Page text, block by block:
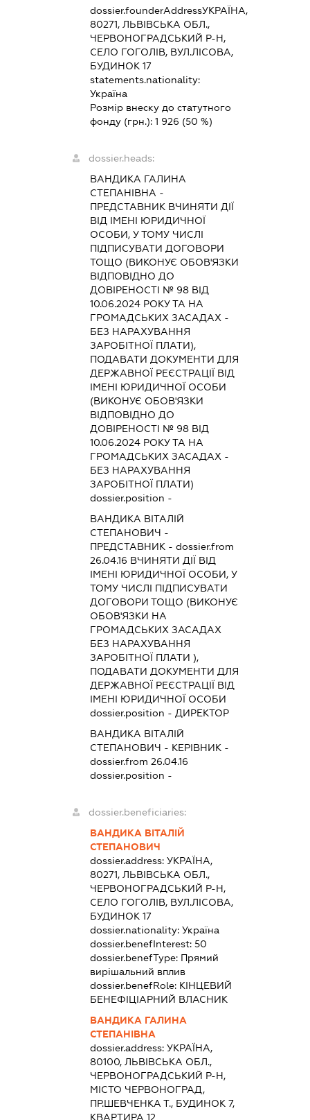
dossier.founderAddressУКРАЇНА,
80271, ЛЬВІВСЬКА ОБЛ.,
ЧЕРВОНОГРАДСЬКИЙ Р-Н,
СЕЛО ГОГОЛІВ, ВУЛ.ЛІСОВА,
БУДИНОК 17
statements.nationality:
Україна
Розмір внеску до статутного
фонду (грн.): 1 926 (50 %)
dossier.heads:
ВАНДИКА ГАЛИНА
СТЕПАНІВНА -
ПРЕДСТАВНИК ВЧИНЯТИ ДІЇ
ВІД ІМЕНІ ЮРИДИЧНОЇ
ОСОБИ, У ТОМУ ЧИСЛІ
ПІДПИСУВАТИ ДОГОВОРИ
ТОЩО (ВИКОНУЄ ОБОВ'ЯЗКИ
ВІДПОВІДНО ДО
ДОВІРЕНОСТІ № 98 ВІД
10.06.2024 РОКУ ТА НА
ГРОМАДСЬКИХ ЗАСАДАХ -
БЕЗ НАРАХУВАННЯ
ЗАРОБІТНОЇ ПЛАТИ),
ПОДАВАТИ ДОКУМЕНТИ ДЛЯ
ДЕРЖАВНОЇ РЕЄСТРАЦІЇ ВІД
ІМЕНІ ЮРИДИЧНОЇ ОСОБИ
(ВИКОНУЄ ОБОВ'ЯЗКИ
ВІДПОВІДНО ДО
ДОВІРЕНОСТІ № 98 ВІД
10.06.2024 РОКУ ТА НА
ГРОМАДСЬКИХ ЗАСАДАХ -
БЕЗ НАРАХУВАННЯ
ЗАРОБІТНОЇ ПЛАТИ)
dossier.position -
ВАНДИКА ВІТАЛІЙ
СТЕПАНОВИЧ -
ПРЕДСТАВНИК - dossier.from
26.04.16 ВЧИНЯТИ ДІЇ ВІД
ІМЕНІ ЮРИДИЧНОЇ ОСОБИ, У
ТОМУ ЧИСЛІ ПІДПИСУВАТИ
ДОГОВОРИ ТОЩО (ВИКОНУЄ
ОБОВ'ЯЗКИ НА
ГРОМАДСЬКИХ ЗАСАДАХ
БЕЗ НАРАХУВАННЯ
ЗАРОБІТНОЇ ПЛАТИ ),
ПОДАВАТИ ДОКУМЕНТИ ДЛЯ
ДЕРЖАВНОЇ РЕЄСТРАЦІЇ ВІД
ІМЕНІ ЮРИДИЧНОЇ ОСОБИ
dossier.position - ДИРЕКТОР
ВАНДИКА ВІТАЛІЙ
СТЕПАНОВИЧ - КЕРІВНИК -
dossier.from 26.04.16
dossier.position -
dossier.beneficiaries:
ВАНДИКА ВІТАЛІЙ
СТЕПАНОВИЧ
dossier.address: УКРАЇНА,
80271, ЛЬВІВСЬКА ОБЛ.,
ЧЕРВОНОГРАДСЬКИЙ Р-Н,
СЕЛО ГОГОЛІВ, ВУЛ.ЛІСОВА,
БУДИНОК 17
dossier.nationality: Україна
dossier.benefInterest: 50
dossier.benefType: Прямий
вирішальний вплив
dossier.benefRole: КІНЦЕВИЙ
БЕНЕФІЦІАРНИЙ ВЛАСНИК
ВАНДИКА ГАЛИНА
СТЕПАНІВНА
dossier.address: УКРАЇНА,
80100, ЛЬВІВСЬКА ОБЛ.,
ЧЕРВОНОГРАДСЬКИЙ Р-Н,
МІСТО ЧЕРВОНОГРАД,
ПР.ШЕВЧЕНКА Т., БУДИНОК 7,
КВАРТИРА 12